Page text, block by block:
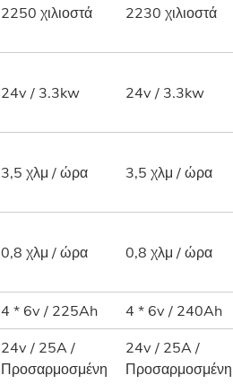
2250 χιλιοστά 2230 χιλιοστά
24v / 3.3kw 24v / 3.3kw
3,5 χλμ / ώρα 3,5 χλμ / ώρα
0,8 χλμ / ώρα 0,8 χλμ / ώρα
4 * 6v / 225Ah 4 * 6v / 240Ah
24v / 25A /
Προσαρμοσμένη
24v / 25A /
Προσαρμοσμένη